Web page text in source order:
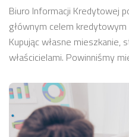
Biuro Informacji Kredytowej
głównym celem
Kupując własne mieszkanie,
właścicielami. Powinniśmy